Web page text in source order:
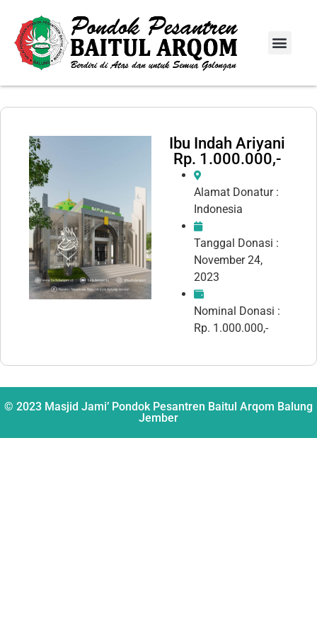
Ibu Indah Ariyani
Rp. 1.000.000,-
Alamat Donatur :
Indonesia
Tanggal Donasi :
November 24,
2023
Nominal Donasi :
Rp. 1.000.000,-
© 2023 Masjid Jami’ Pondok Pesantren Baitul Arqom Balung
Jember